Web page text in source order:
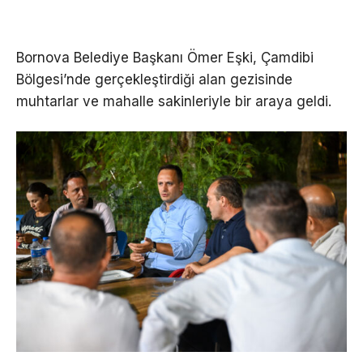
Bornova Belediye Başkanı Ömer Eşki, Çamdibi
Bölgesi’nde gerçekleştirdiği alan gezisinde
muhtarlar ve mahalle sakinleriyle bir araya geldi.